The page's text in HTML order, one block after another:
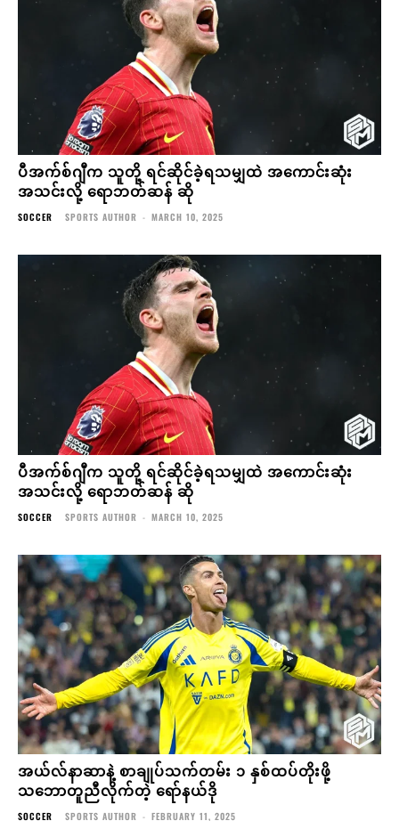
ပီအက်စ်ဂျီက သူတို့ ရင်ဆိုင်ခဲ့ရသမျှထဲ အကောင်းဆုံး
အသင်းလို့ ရောဘတ်ဆန် ဆို
SOCCER SPORTS AUTHOR - MARCH 10, 2025
ပီအက်စ်ဂျီက သူတို့ ရင်ဆိုင်ခဲ့ရသမျှထဲ အကောင်းဆုံး
အသင်းလို့ ရောဘတ်ဆန် ဆို
SOCCER SPORTS AUTHOR - MARCH 10, 2025
အယ်လ်နာဆာနဲ့ စာချုပ်သက်တမ်း ၁ နှစ်ထပ်တိုးဖို့
သဘောတူညီလိုက်တဲ့ ရော်နယ်ဒို
SOCCER SPORTS AUTHOR - FEBRUARY 11, 2025